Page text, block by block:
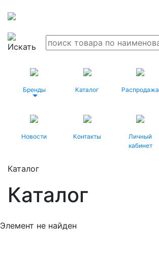
Бренды Каталог Распродажа
Новости Контакты
Личный
кабинет
Каталог
Каталог
Элемент не найден